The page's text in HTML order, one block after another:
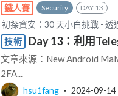
鐵人賽 Security DAY 13
初探資安：30 天小白挑戰 - 透
技術
Day 13：利用
文章來源：New Android
2FA...
hsu1fang ‧ 2024-09-14